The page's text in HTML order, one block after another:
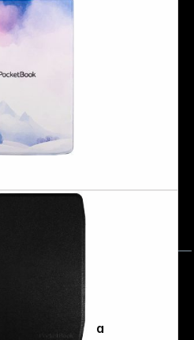
Print
PocketBook Shell - Black Cover for Era